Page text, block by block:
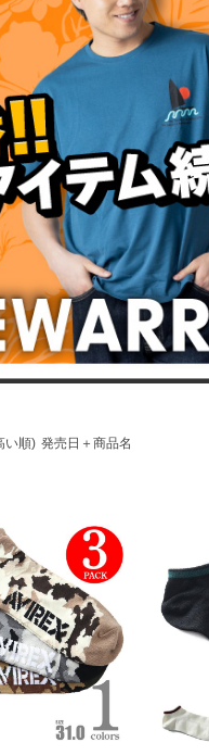
い順) 発売日＋商品名